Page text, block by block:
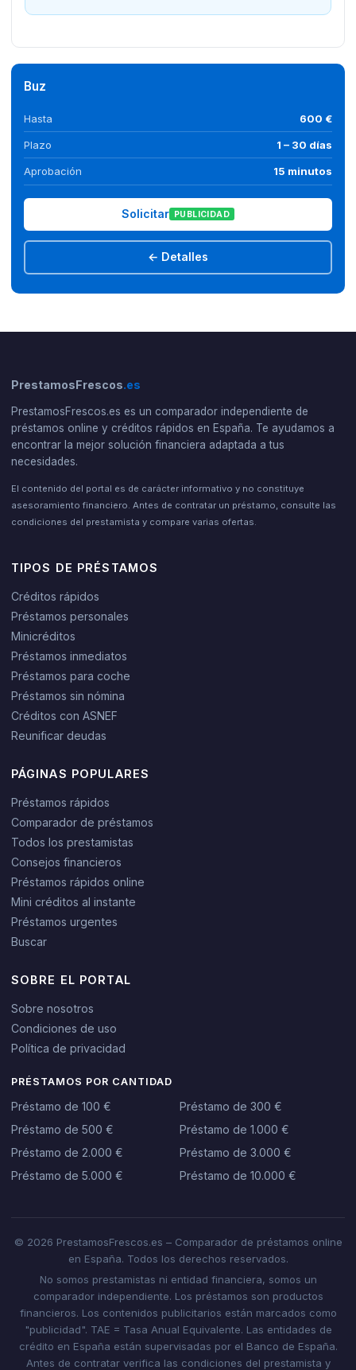
Buz
Hasta 600 €
Plazo 1 – 30 días
Aprobación 15 minutos
Solicitar PUBLICIDAD
← Detalles
PrestamosFrescos.es
PrestamosFrescos.es es un comparador independiente de
préstamos online y créditos rápidos en España. Te ayudamos a
encontrar la mejor solución financiera adaptada a tus
necesidades.
El contenido del portal es de carácter informativo y no constituye
asesoramiento financiero. Antes de contratar un préstamo, consulte las
condiciones del prestamista y compare varias ofertas.
TIPOS DE PRÉSTAMOS
Créditos rápidos
Préstamos personales
Minicréditos
Préstamos inmediatos
Préstamos para coche
Préstamos sin nómina
Créditos con ASNEF
Reunificar deudas
PÁGINAS POPULARES
Préstamos rápidos
Comparador de préstamos
Todos los prestamistas
Consejos financieros
Préstamos rápidos online
Mini créditos al instante
Préstamos urgentes
Buscar
SOBRE EL PORTAL
Sobre nosotros
Condiciones de uso
Política de privacidad
PRÉSTAMOS POR CANTIDAD
Préstamo de 100 €
Préstamo de 300 €
Préstamo de 500 €
Préstamo de 1.000 €
Préstamo de 2.000 €
Préstamo de 3.000 €
Préstamo de 5.000 €
Préstamo de 10.000 €
© 2026 PrestamosFrescos.es – Comparador de préstamos online
en España. Todos los derechos reservados.
No somos prestamistas ni entidad financiera, somos un
comparador independiente. Los préstamos son productos
financieros. Los contenidos publicitarios están marcados como
"publicidad". TAE = Tasa Anual Equivalente. Las entidades de
crédito en España están supervisadas por el Banco de España.
Antes de contratar verifica las condiciones del prestamista y